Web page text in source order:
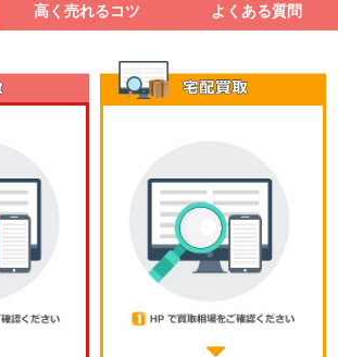
高く売れるコツ よくある質問